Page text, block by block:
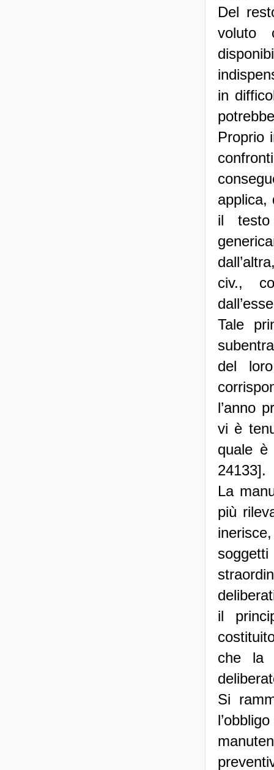
Del
voluto
in
Proprio
applica,
il testo
civ.,
Tale
del
l’anno
vi è
quale è
24133].
La
più
il
che la
Si